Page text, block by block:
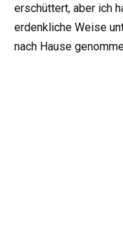
erschüttert, aber ich
erdenkliche Weise
nach Hause